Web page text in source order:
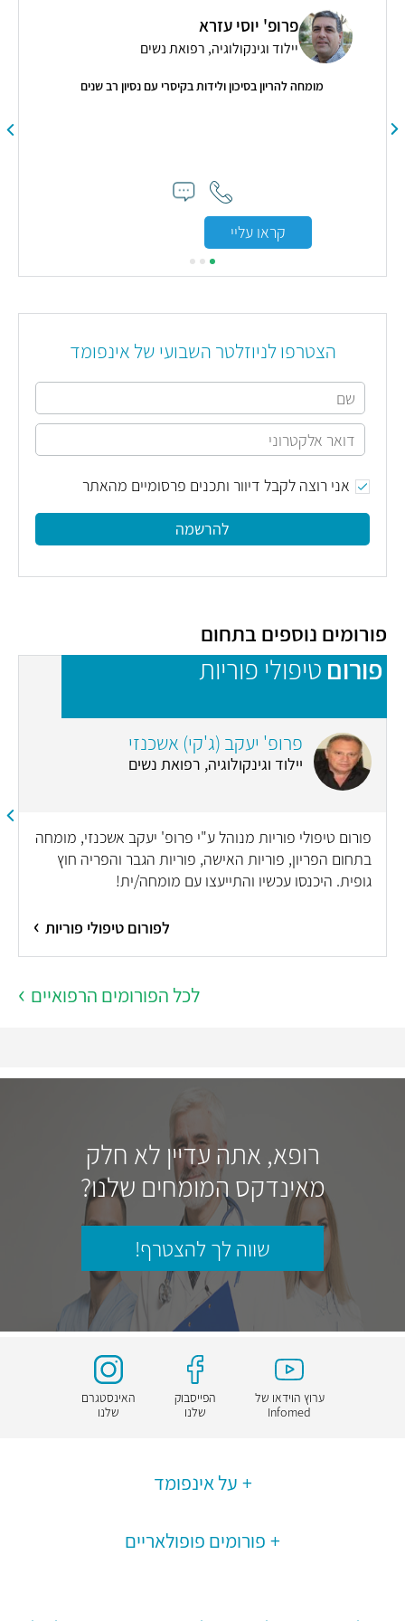
פרופ' יוסי עזרא
יילוד וגינקולוגיה, רפואת נשים
מומחה להריון בסיכון ולידות בקיסרי עם נסיון רב שנים
קראו עליי
הצטרפו לניוזלטר השבועי של אינפומד
אני רוצה לקבל דיוור ותכנים פרסומיים מהאתר
להרשמה
פורומים נוספים בתחום
פורום טיפולי פוריות
פרופ' יעקב (ג'קי) אשכנזי
יילוד וגינקולוגיה, רפואת נשים
פורום טיפולי פוריות מנוהל ע"י פרופ' יעקב אשכנזי, מומחה
בתחום הפריון, פוריות האישה, פוריות הגבר והפריה חוץ
גופית. היכנסו עכשיו והתייעצו עם מומחה/ית!
לפורום טיפולי פוריות
לכל הפורומים הרפואיים
רופא, אתה עדיין לא חלק
מאינדקס המומחים שלנו?
שווה לך להצטרף!
ערוץ הוידאו של
Infomed
הפייסבוק
שלנו
האינסטגרם
שלנו
על אינפומד
פורומים פופולאריים